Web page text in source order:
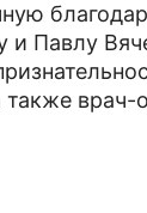
и Павлу
врач-